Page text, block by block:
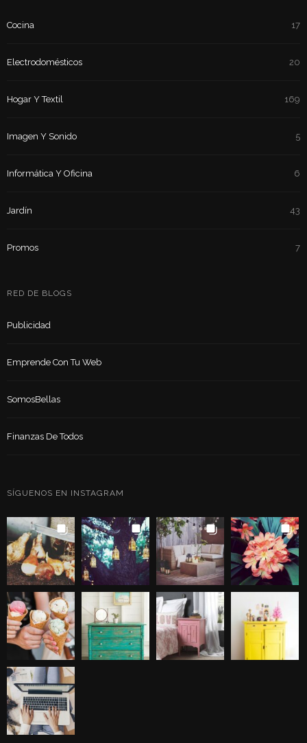
Cocina 17
Electrodomésticos 20
Hogar Y Textil 169
Imagen Y Sonido 5
Informática Y Oficina 6
Jardín 43
Promos 7
RED DE BLOGS
Publicidad
Emprende Con Tu Web
SomosBellas
Finanzas De Todos
SÍGUENOS EN INSTAGRAM